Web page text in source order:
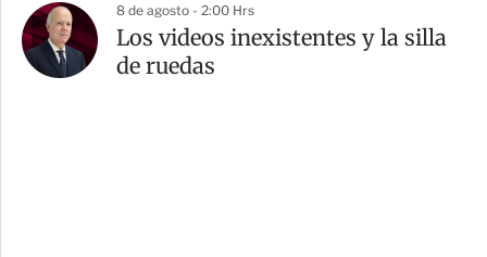
8 de agosto - 2:00 Hrs
Los videos inexistentes y la silla
de ruedas